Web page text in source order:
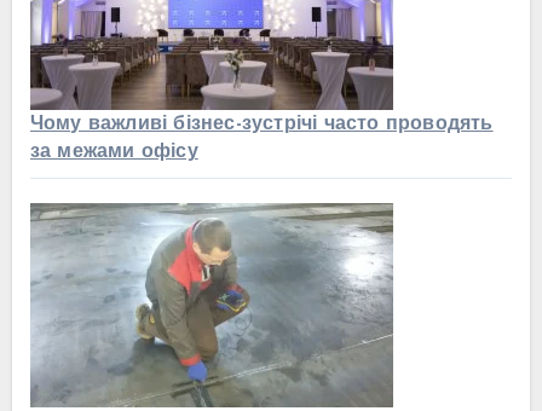
Чому важливі бізнес-зустрічі часто проводять
за межами офісу